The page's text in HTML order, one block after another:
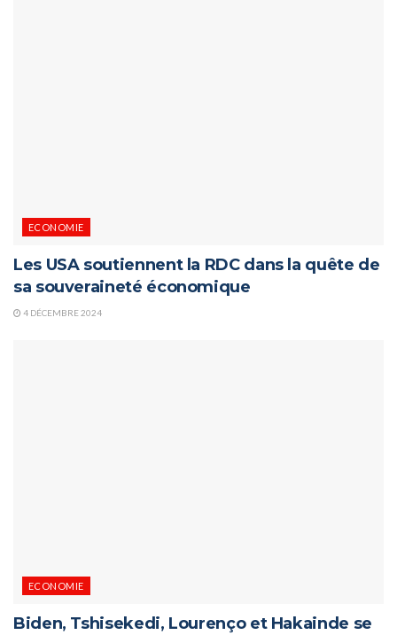
ECONOMIE
Les USA soutiennent la RDC dans la quête de
sa souveraineté économique
4 DÉCEMBRE 2024
ECONOMIE
Biden, Tshisekedi, Lourenço et Hakainde se